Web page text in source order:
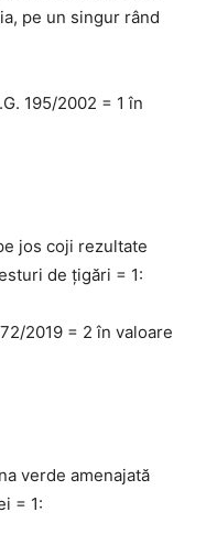
pe un singur rând
195/2002 = 1 în
jos coji rezultate
de țigări = 1:
2019 = 2 în valoare
verde amenajată
= 1: